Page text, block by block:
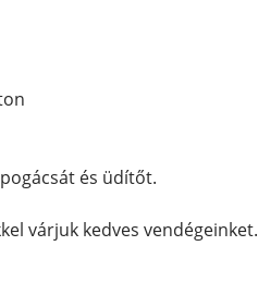
és üdítőt.
várjuk kedves vendégeinket.